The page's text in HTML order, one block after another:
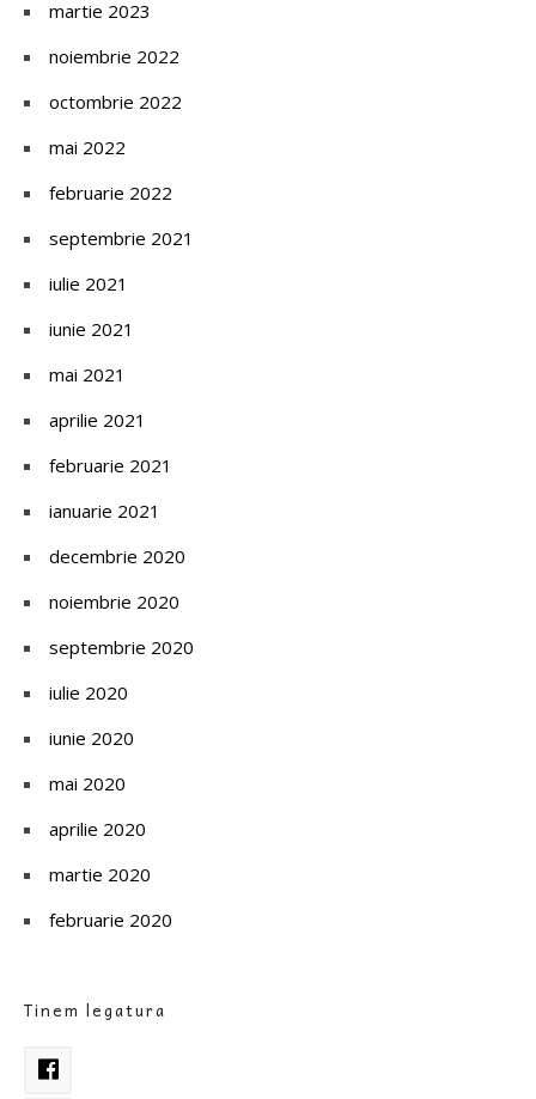
martie 2023
noiembrie 2022
octombrie 2022
mai 2022
februarie 2022
septembrie 2021
iulie 2021
iunie 2021
mai 2021
aprilie 2021
februarie 2021
ianuarie 2021
decembrie 2020
noiembrie 2020
septembrie 2020
iulie 2020
iunie 2020
mai 2020
aprilie 2020
martie 2020
februarie 2020
Tinem legatura